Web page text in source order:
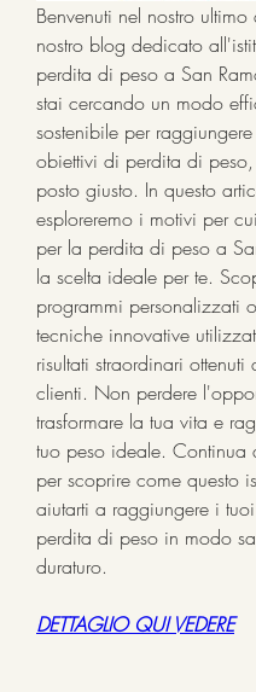
Benvenuti nel nostro ultimo
nostro blog dedicato
perdita di peso a San
stai cercando un modo
sostenibile per
obiettivi di perdita di
posto giusto. In questo
esploreremo i motivi per
per la perdita di peso a
la scelta ideale per te.
programmi personalizzati
tecniche innovative
risultati straordinari ottenuti
clienti. Non perdere
trasformare la tua vita e
tuo peso ideale. Continua
per scoprire come questo
aiutarti a raggiungere i
perdita di peso in modo
duraturo.
DETTAGLIO QUI VEDERE